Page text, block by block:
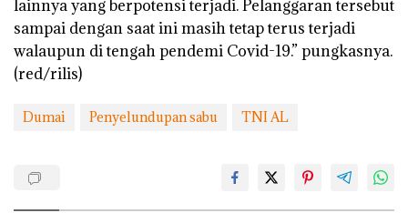
lainnya yang berpotensi terjadi. Pelanggaran tersebut
sampai dengan saat ini masih tetap terus terjadi
walaupun di tengah pendemi Covid-19.” pungkasnya.
(red/rilis)
Dumai Penyelundupan sabu TNI AL